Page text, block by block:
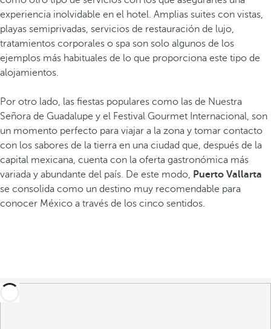
experiencia inolvidable en el hotel. Amplias suites con vistas,
playas semiprivadas, servicios de restauración de lujo,
tratamientos corporales o spa son solo algunos de los
ejemplos más habituales de lo que proporciona este tipo de
alojamientos.
Por otro lado, las fiestas populares como las de Nuestra
Señora de Guadalupe y el Festival Gourmet Internacional, son
un momento perfecto para viajar a la zona y tomar contacto
con los sabores de la tierra en una ciudad que, después de la
capital mexicana, cuenta con la oferta gastronómica más
variada y abundante del país. De este modo, Puerto Vallarta
se consolida como un destino muy recomendable para
conocer México a través de los cinco sentidos.